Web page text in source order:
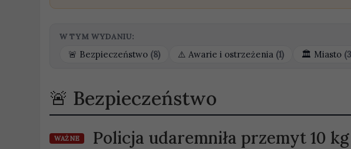
W TYM WYDANIU:
Bezpieczeństwo (8) Awarie i ostrzeżenia (1) Miasto
Bezpieczeństwo
WAŻNE Policja udaremniła przemyt 10